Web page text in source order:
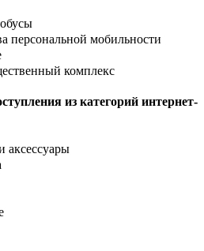
персональной мобильности
комплекс
из категорий интернет-
аксессуары